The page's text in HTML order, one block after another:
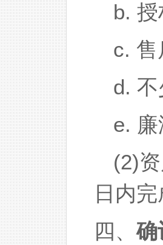
b. 授
c. 售
d. 不
e.
(2)
日内
四、确